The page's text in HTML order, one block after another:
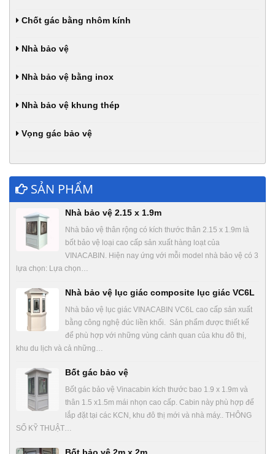
Chốt gác bằng nhôm kính
Nhà bảo vệ
Nhà bảo vệ bằng inox
Nhà bảo vệ khung thép
Vọng gác bảo vệ
SẢN PHẨM
Nhà bảo vệ 2.15 x 1.9m
Nhà bảo vệ thân rộng có kích thước thân 2.15 x 1.9m là
bốt bảo vệ loại cao cấp sản xuất hàng loạt của
VINACABIN. Hiện nay ứng với mỗi model nhà bảo vệ có 3
lựa chọn: Lựa chọn…
Nhà bảo vệ lục giác composite lục giác VC6L
Nhà bảo vệ lục giác VINACABIN VC6L cao cấp sản xuất
bằng công nghệ đúc liền khối. Sản phẩm được thiết kế
để phù hợp với những vùng cảnh quan của khu đô thị,
khu du lịch và cả những…
Bốt gác bảo vệ
Bốt gác bảo vệ Vinacabin kích thước bao 1.9 x 1.9m và
thân 1.5 x1.5m mái nhọn cao cấp. Cabin này phù hợp để
lắp đặt tại các KCN, khu đô thị mới và nhà máy.. THÔNG
SỐ KỸ THUẬT…